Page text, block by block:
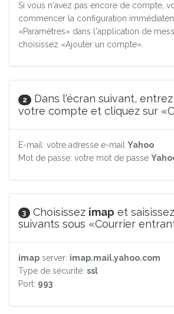
Si vous n'avez pas encore de compte,
commencer la configuration
«Paramètres» dans l'application de
choisissez «Ajouter un compte».
2
Dans l'écran suivant,
votre compte et cliquez sur
E-mail: votre adresse e-mail Yahoo
Mot de passe: votre mot de passe
3 Choisissez imap et
suivants sous «Courrier
imap server: imap.mail.yahoo.com
Type de sécurité: ssl
Port: 993